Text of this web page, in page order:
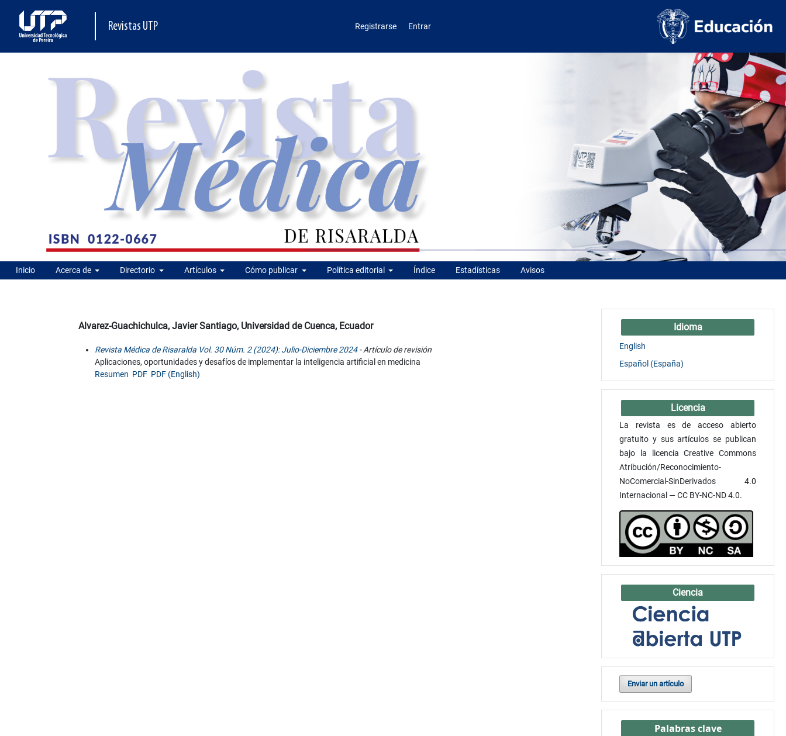
Revistas UTP Registrarse Entrar
Inicio Acerca de Directorio Artículos Cómo publicar Política editorial Índice Estadísticas Avisos
Alvarez-Guachichulca, Javier Santiago, Universidad de Cuenca, Ecuador
Revista Médica de Risaralda Vol. 30 Núm. 2 (2024): Julio-Diciembre 2024- Artículo de revisión
Aplicaciones, oportunidades y desafíos de implementar la inteligencia artificial en medicina
Resumen PDF PDF (English)
Idioma
English
Español (España)
Licencia
La revista es de acceso abierto
gratuito y sus artículos se publican
bajo la licencia Creative Commons
Atribución/Reconocimiento-
NoComercial-SinDerivados 4.0
Internacional — CC BY-NC-ND 4.0.
Ciencia
Enviar un artículo
Palabras clave